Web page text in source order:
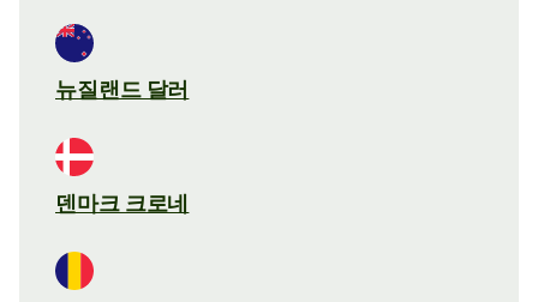
뉴질랜드 달러
덴마크 크로네